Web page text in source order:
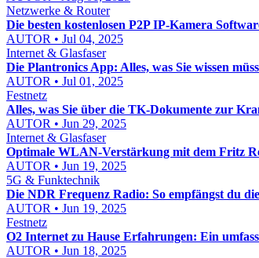
Netzwerke & Router
Die besten kostenlosen P2P IP-Kamera
AUTOR • Jul 04, 2025
Internet & Glasfaser
Die Plantronics App: Alles, was Sie wissen
AUTOR • Jul 01, 2025
Festnetz
Alles, was Sie über die TK-Dokumente zur
AUTOR • Jun 29, 2025
Internet & Glasfaser
Optimale WLAN-Verstärkung mit dem Fritz
AUTOR • Jun 19, 2025
5G & Funktechnik
Die NDR Frequenz Radio: So empfängst du
AUTOR • Jun 19, 2025
Festnetz
O2 Internet zu Hause Erfahrungen: Ein
AUTOR • Jun 18, 2025